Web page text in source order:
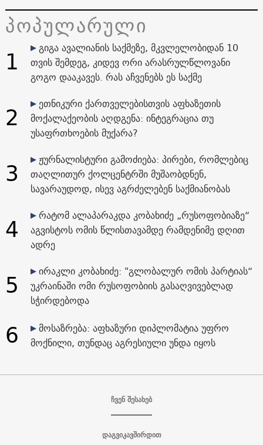
პოპულარული
1
გიგა ავალიანის საქმეზე, მკვლელობიდან 10
თვის შემდეგ, კიდევ ორი არასრულწლოვანი
გოგო დააკავეს. რას აჩვენებს ეს საქმე
2
ეთნიკური ქართველებისთვის აფხაზეთის
მოქალაქეობის აღდგენა: ინტეგრაცია თუ
უსაფრთხოების მუქარა?
3
ჟურნალისტური გამოძიება: პირები, რომლებიც
თაღლითურ ქოლცენტრში მუშაობდნენ,
სავარაუდოდ, ისევ აგრძელებენ საქმიანობას
4
რატომ ალაპარაკდა კობახიძე „რუსოფობიაზე“
აგვისტოს ომის წლისთავამდე რამდენიმე დღით
ადრე
5
ირაკლი კობახიძე: "გლობალურ ომის პარტიას“
უკრაინაში ომი რუსოფობიის გასაღვივებლად
სჭირდებოდა
6
მოსაზრება: აფხაზური დიპლომატია უფრო
მოქნილი, თუნდაც აგრესიული უნდა იყოს
ჩვენ შესახებ
დაგვიკავშირდით